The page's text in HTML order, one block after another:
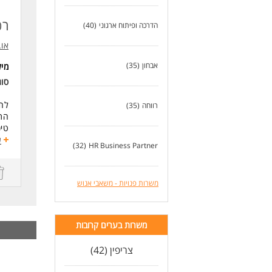
הדרכה ופיתוח ארגוני (40)
אבחון (35)
רווחה (35)
HR Business Partner
(32)
משרות פנויות - משאבי אנוש
משרות בערים קרובות
צריפין (42)